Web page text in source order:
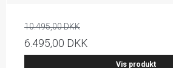
10.495,00 DKK
6.495,00 DKK
Vis produkt